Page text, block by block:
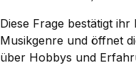
Diese Frage bestätigt
Musikgenre und öffnet
über Hobbys und